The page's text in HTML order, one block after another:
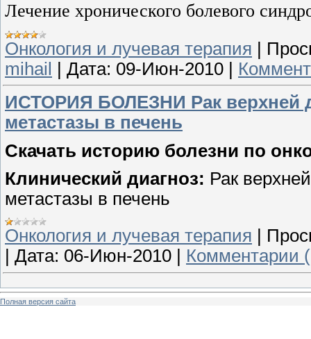
Лечение хронического болевого
Онкология и лучевая терапия
mihail
Дата: 09-Июн-2010
ИСТОРИЯ БОЛЕЗНИ Рак верхней
метастазы в печень
Скачать историю болезни по
Клинический диагноз: Рак
метастазы в печень
Онкология и лучевая терапия
Дата: 06-Июн-2010 Комментарии
Полная версия сайта